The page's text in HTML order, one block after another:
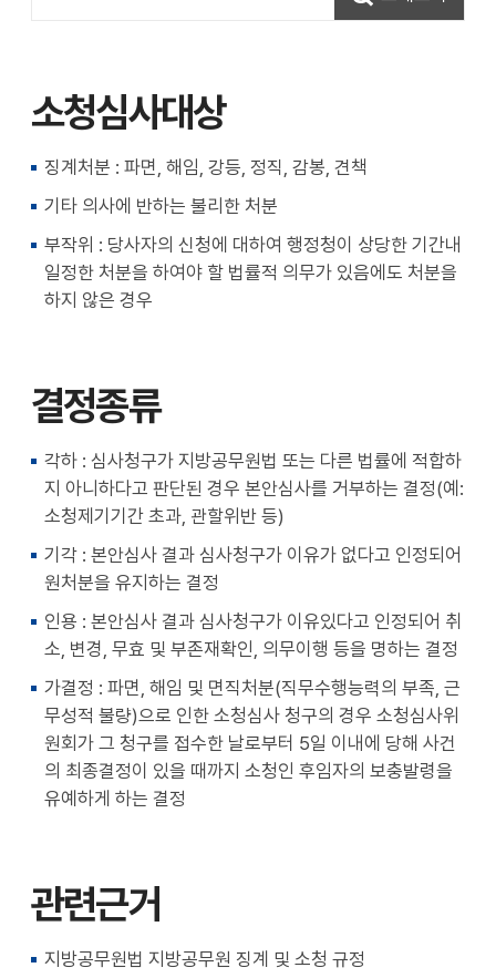
소청심사대상
징계처분 : 파면, 해임, 강등, 정직, 감봉, 견책
기타 의사에 반하는 불리한 처분
부작위 : 당사자의 신청에 대하여 행정청이 상당한 기간내
일정한 처분을 하여야 할 법률적 의무가 있음에도 처분을
하지 않은 경우
결정종류
각하 : 심사청구가 지방공무원법 또는 다른 법률에 적합하
지 아니하다고 판단된 경우 본안심사를 거부하는 결정(예:
소청제기기간 초과, 관할위반 등)
기각 : 본안심사 결과 심사청구가 이유가 없다고 인정되어
원처분을 유지하는 결정
인용 : 본안심사 결과 심사청구가 이유있다고 인정되어 취
소, 변경, 무효 및 부존재확인, 의무이행 등을 명하는 결정
가결정 : 파면, 해임 및 면직처분(직무수행능력의 부족, 근
무성적 불량)으로 인한 소청심사 청구의 경우 소청심사위
원회가 그 청구를 접수한 날로부터 5일 이내에 당해 사건
의 최종결정이 있을 때까지 소청인 후임자의 보충발령을
유예하게 하는 결정
관련근거
지방공무원법 지방공무원 징계 및 소청 규정